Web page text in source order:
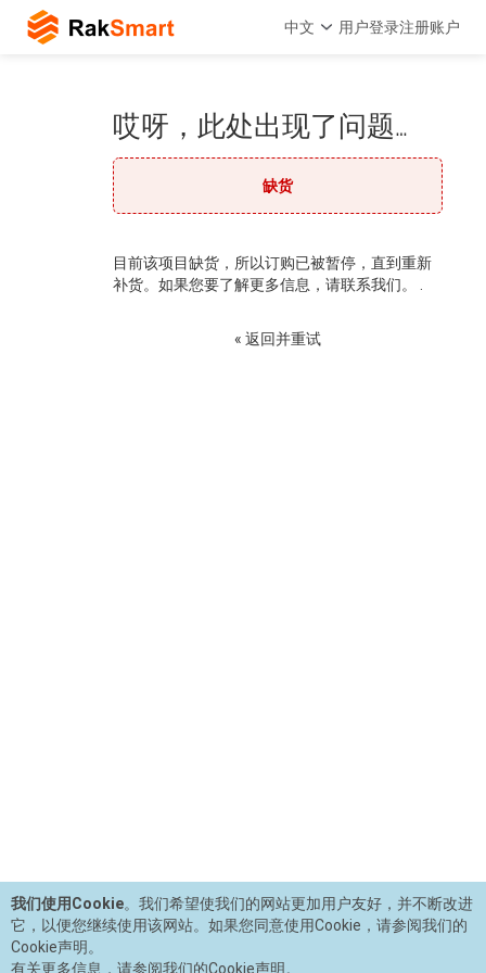
中文 用户登录注册账户
哎呀，此处出现了问题…
缺货
目前该项目缺货，所以订购已被暂停，直到重新
补货。如果您要了解更多信息，请联系我们。 .
« 返回并重试
我们使用Cookie。我们希望使我们的网站更加用户友好，并不断改进
它，以便您继续使用该网站。如果您同意使用Cookie，请参阅我们的
Cookie声明。
有关更多信息，请参阅我们的Cookie声明。